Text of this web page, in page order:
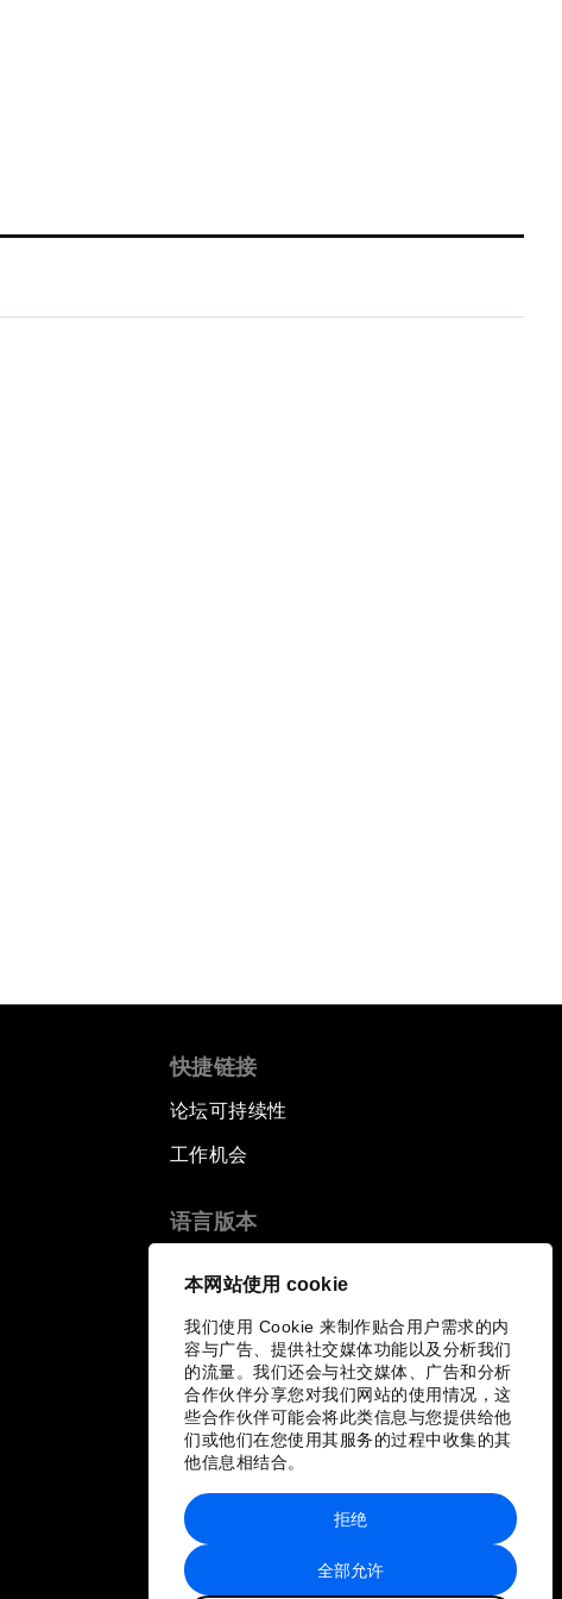
本网站使用 cookie
我们使用 Cookie 来制作贴合用户需求的内
容与广告、提供社交媒体功能以及分析我们
的流量。我们还会与社交媒体、广告和分析
合作伙伴分享您对我们网站的使用情况，这
些合作伙伴可能会将此类信息与您提供给他
们或他们在您使用其服务的过程中收集的其
他信息相结合。
全部允许
拒绝
快捷链接
论坛可持续性
工作机会
语言版本